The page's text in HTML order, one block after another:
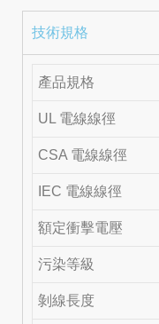
技術規格
產品規格
UL 電線線徑
CSA 電線線徑
IEC 電線線徑
額定衝擊電壓
污染等級
剝線長度